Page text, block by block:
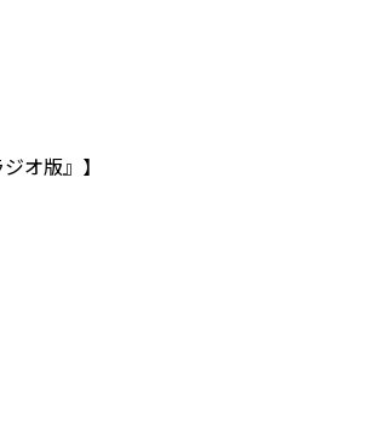
オ版』】